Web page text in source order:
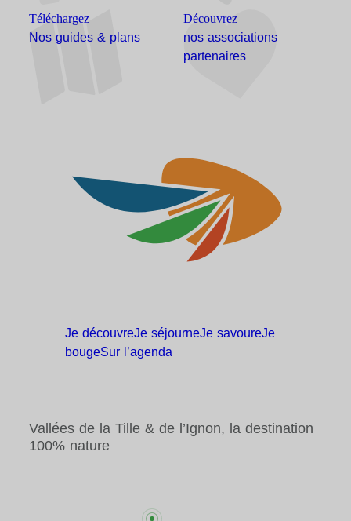
Téléchargez
Nos guides & plans
Découvrez
nos associations
partenaires
Je découvreJe séjourneJe savoureJe
bougeSur l’agenda
Vallées de la Tille & de l’Ignon, la destination
100% nature